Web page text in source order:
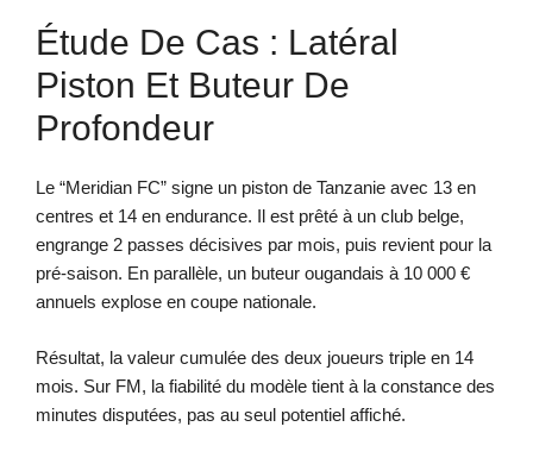
Étude De Cas : Latéral
Piston Et Buteur De
Profondeur
Le “Meridian FC” signe un piston de Tanzanie avec 13 en
centres et 14 en endurance. Il est prêté à un club belge,
engrange 2 passes décisives par mois, puis revient pour la
pré-saison. En parallèle, un buteur ougandais à 10 000 €
annuels explose en coupe nationale.
Résultat, la valeur cumulée des deux joueurs triple en 14
mois. Sur FM, la fiabilité du modèle tient à la constance des
minutes disputées, pas au seul potentiel affiché.